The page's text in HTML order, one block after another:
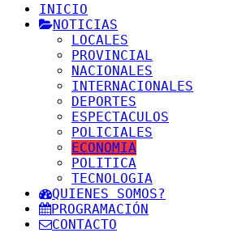
INICIO
NOTICIAS
LOCALES
PROVINCIAL
NACIONALES
INTERNACIONALES
DEPORTES
ESPECTACULOS
POLICIALES
ECONOMIA
POLITICA
TECNOLOGIA
QUIENES SOMOS?
PROGRAMACIÓN
CONTACTO